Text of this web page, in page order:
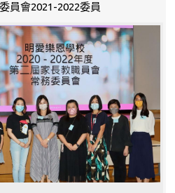
員會2021-2022委員